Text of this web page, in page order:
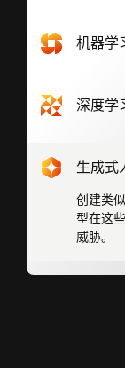
机器学
和阻止
深度学
集，以
生成式
创建类
型在这
威胁。